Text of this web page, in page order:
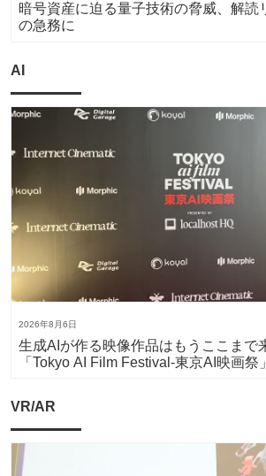
暗号資産に迫る量子技術の脅威、解読
の急務に
AI
2026年8月6日
生成AIが作る映像作品はもうここまで
「Tokyo AI Film Festival-東京AI映画祭
VR/AR